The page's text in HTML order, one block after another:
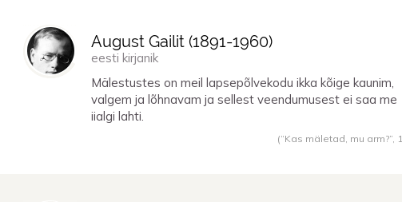
August Gailit (1891-1960)
eesti kirjanik
Mälestustes on meil lapsepõlvekodu ikka kõige kaunim,
valgem ja lõhnavam ja sellest veendumusest ei saa me
iialgi lahti.
(“Kas mäletad, mu arm?”,